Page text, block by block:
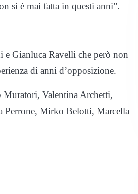
si è mai fatta in questi anni”.
Gianluca Ravelli che però non
di anni d’opposizione.
Muratori, Valentina Archetti,
Perrone, Mirko Belotti, Marcella